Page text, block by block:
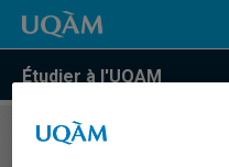
Étudier à l'UQAM
COURS//